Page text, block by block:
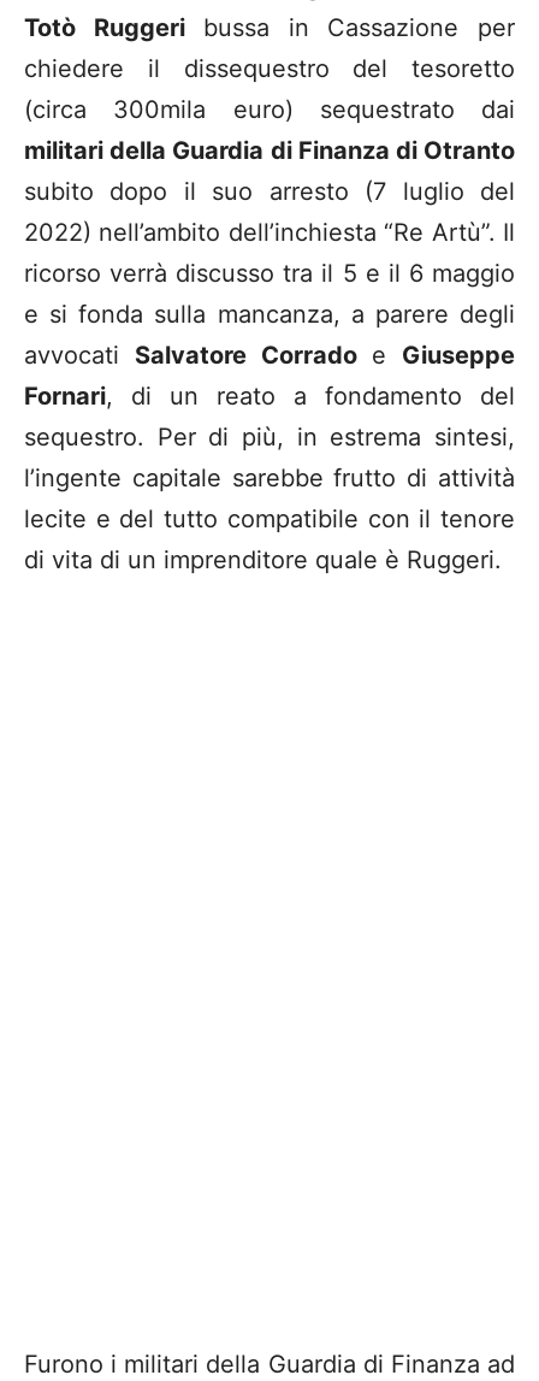
Totò Ruggeribussa in Cassazione per
chiedere il dissequestro del tesoretto
(circa 300mila euro) sequestrato dai
militari della Guardia di Finanza di Otranto
subito dopo il suo arresto (7 luglio del
2022) nell’ambito dell’inchiesta “Re Artù”. Il
ricorso verrà discusso tra il 5 e il 6 maggio
e si fonda sulla mancanza, a parere degli
avvocati Salvatore Corradoe Giuseppe
Fornari, di un reato a fondamento del
sequestro. Per di più, in estrema sintesi,
l’ingente capitale sarebbe frutto di attività
lecite e del tutto compatibile con il tenore
di vita di un imprenditore quale è Ruggeri.
Furono i militari della Guardia di Finanza ad